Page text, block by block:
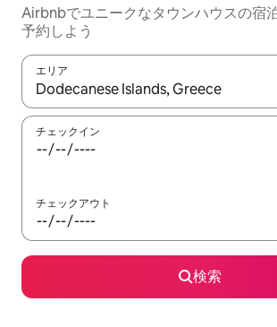
Airbnbでユニークなタウンハウスの宿
予約しよう
エリア
検索結果が表示されたら、上下の矢印キ
チェックイン
チェックアウト
検索